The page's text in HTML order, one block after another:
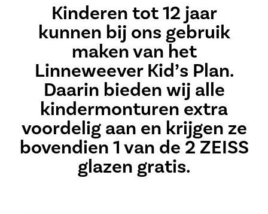
Kinderen tot 12 jaar
kunnen bij ons gebruik
maken van het
Linneweever Kid’s Plan.
Daarin bieden wij alle
kindermonturen extra
voordelig aan en krijgen ze
bovendien1 van de 2 ZEISS
glazen gratis.